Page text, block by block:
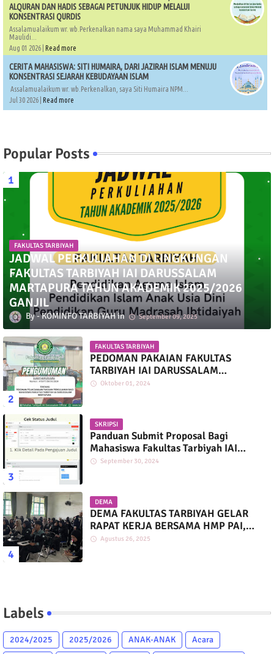
ALQURAN DAN HADIS SEBAGAI PETUNJUK HIDUP MELALUI
KONSENTRASI QURDIS
Assalamualaikum wr. wb.Perkenalkan nama saya Muhammad Khairi
Maulidi...
Aug 01 2026 | Read more
CERITA MAHASISWA: SITI HUMAIRA, DARI JAZIRAH ISLAM MENUJU
KONSENTRASI SEJARAH KEBUDAYAAN ISLAM
Assalamualaikum wr. wb.Perkenalkan, saya Siti Humaira NPM...
Jul 30 2026 | Read more
Popular Posts
FAKULTAS TARBIYAH
JADWAL PERKULIAHAN DI LINGKUNGAN
FAKULTAS TARBIYAH IAI DARUSSALAM
MARTAPURA TAHUN AKADEMIK 2025/2026
GANJIL
KOMINFO TARBIYAH September 09, 2025
FAKULTAS TARBIYAH
PEDOMAN PAKAIAN FAKULTAS
TARBIYAH IAI DARUSSALAM
MARTAPURA
Oktober 01, 2024
SKRIPSI
Panduan Submit Proposal Bagi
Mahasiswa Fakultas Tarbiyah IAI
Darussalam
September 30, 2024
DEMA
DEMA FAKULTAS TARBIYAH GELAR
RAPAT KERJA BERSAMA HMP PAI,
PGMI, DAN PIAUD
Agustus 26, 2025
Labels
2024/2025 2025/2026 ANAK-ANAK
Acara